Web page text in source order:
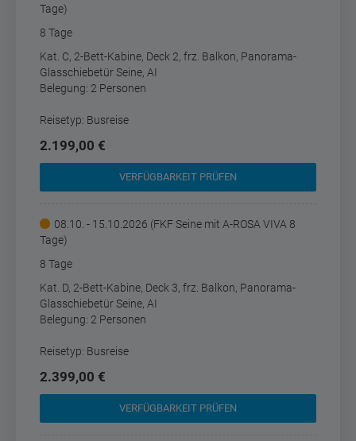
Tage)
8 Tage
Kat. C, 2-Bett-Kabine, Deck 2, frz. Balkon, Panorama-
Glasschiebetür Seine, AI
Belegung: 2 Personen
Reisetyp: Busreise
2.199,00 €
VERFÜGBARKEIT PRÜFEN
08.10. - 15.10.2026 (FKF Seine mit A-ROSA VIVA 8
Tage)
8 Tage
Kat. D, 2-Bett-Kabine, Deck 3, frz. Balkon, Panorama-
Glasschiebetür Seine, AI
Belegung: 2 Personen
Reisetyp: Busreise
2.399,00 €
VERFÜGBARKEIT PRÜFEN